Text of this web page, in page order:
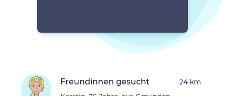
Freundinnen gesucht 24 km